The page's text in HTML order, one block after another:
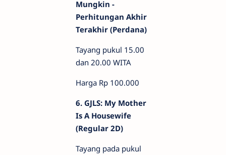
Mungkin -
Perhitungan Akhir
Terakhir (Perdana)
Tayang pukul 15.00
dan 20.00 WITA
Harga Rp 100.000
6. GJLS: My Mother
Is A Housewife
(Regular 2D)
Tayang pada pukul